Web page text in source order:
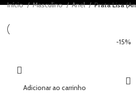
Início Masculino Anel Prata Lisa
Adicionar ao carrinho
-15%